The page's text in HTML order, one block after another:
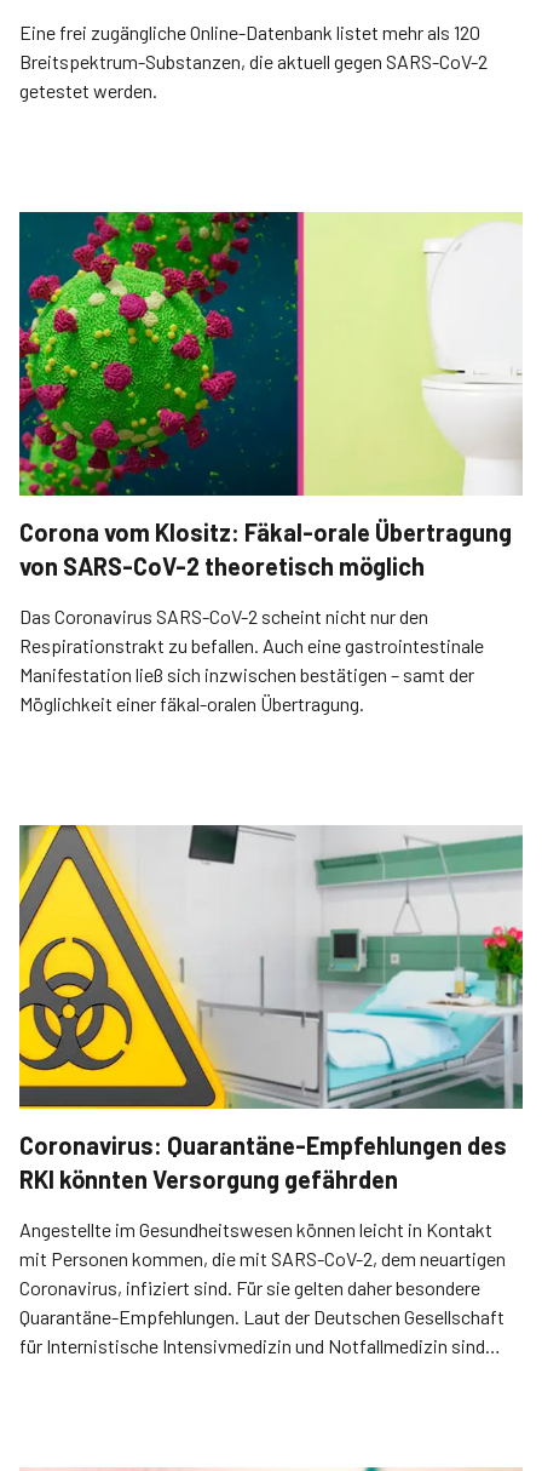
Eine frei zugängliche Online-Datenbank listet mehr als 120
Breitspektrum-Substanzen, die aktuell gegen SARS-CoV-2
getestet werden.
Corona vom Klositz: Fäkal-orale Übertragung
von SARS-CoV-2 theoretisch möglich
Das Coronavirus SARS-CoV-2 scheint nicht nur den
Respirationstrakt zu befallen. Auch eine gastrointestinale
Manifestation ließ sich inzwischen bestätigen – samt der
Möglichkeit einer fäkal-oralen Übertragung.
Coronavirus: Quarantäne-Empfehlungen des
RKI könnten Versorgung gefährden
Angestellte im Gesundheitswesen können leicht in Kontakt
mit Personen kommen, die mit SARS-CoV-2, dem neuartigen
Coronavirus, infiziert sind. Für sie gelten daher besondere
Quarantäne-Empfehlungen. Laut der Deutschen Gesellschaft
für Internistische Intensivmedizin und Notfallmedizin sind